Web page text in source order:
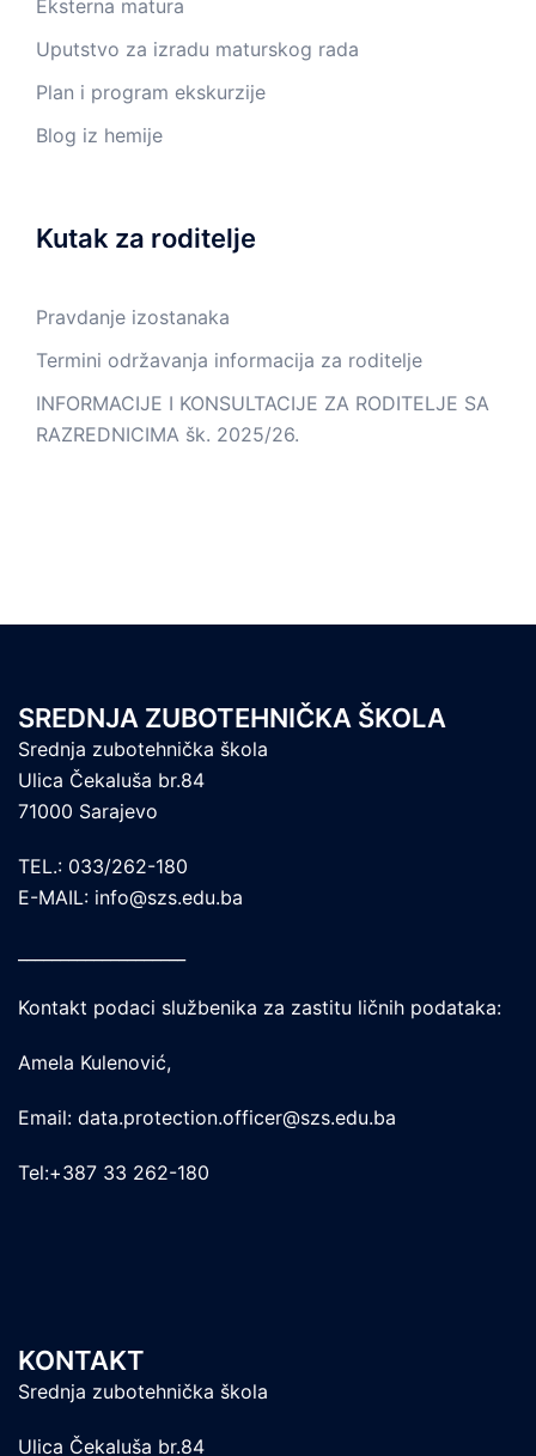
Eksterna matura
Uputstvo za izradu maturskog rada
Plan i program ekskurzije
Blog iz hemije
Kutak za roditelje
Pravdanje izostanaka
Termini održavanja informacija za roditelje
INFORMACIJE I KONSULTACIJE ZA RODITELJE SA
RAZREDNICIMA šk. 2025/26.
SREDNJA ZUBOTEHNIČKA ŠKOLA
Srednja zubotehnička škola
Ulica Čekaluša br.84
71000 Sarajevo
TEL.: 033/262-180
E-MAIL: info@szs.edu.ba
Kontakt podaci službenika za zastitu ličnih podataka:
Amela Kulenović,
Email: data.protection.officer@szs.edu.ba
Tel:+387 33 262-180
KONTAKT
Srednja zubotehnička škola
Ulica Čekaluša br.84